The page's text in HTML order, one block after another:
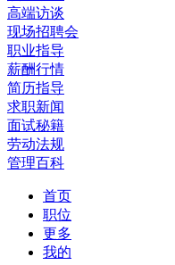
高端访谈
现场招聘会
职业指导
薪酬行情
简历指导
求职新闻
面试秘籍
劳动法规
管理百科
首页
职位
更多
我的